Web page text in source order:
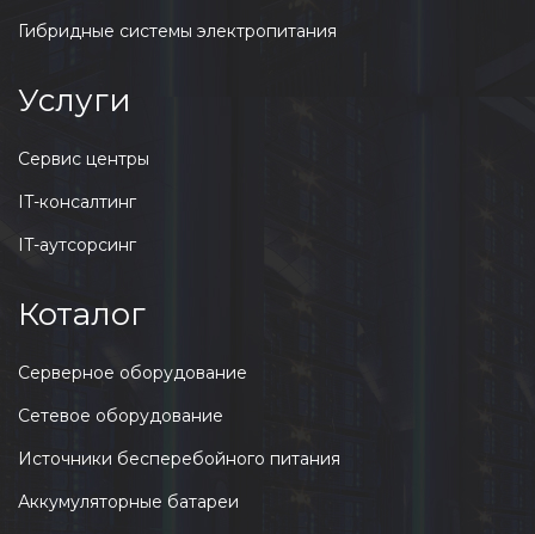
Гибридные системы электропитания
Услуги
Сервис центры
IT-консалтинг
IT-аутсорсинг
Коталог
Серверное оборудование
Сетевое оборудование
Источники бесперебойного питания
Аккумуляторные батареи